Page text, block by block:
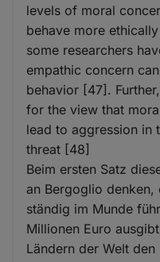
levels of moral
behave more
some researchers
empathic concern
behavior [47].
for the view that
lead to aggression in
threat [48]
Beim ersten Satz
an Bergoglio denken,
ständig im Munde
Millionen Euro
Ländern der Welt